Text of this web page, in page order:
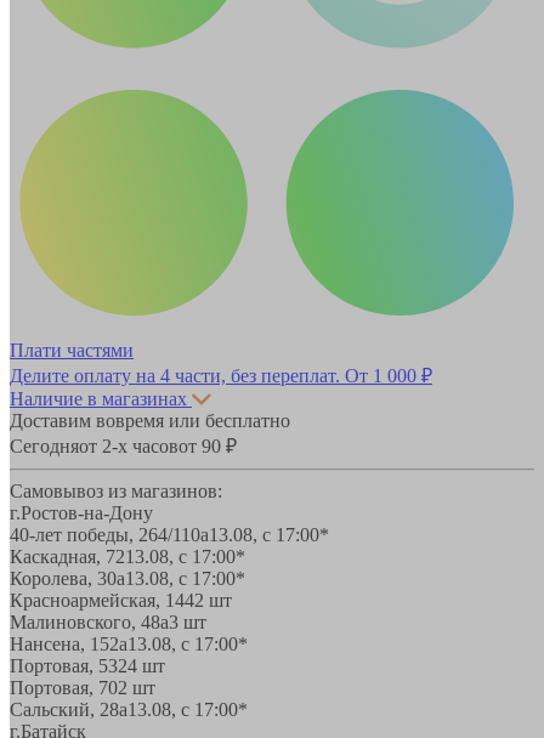
Плати частями
Делите оплату на 4 части, без переплат. От 1 000 ₽
Наличие в магазинах
Доставим вовремя или бесплатно
Сегодняот 2-х часовот 90 ₽
Самовывоз из магазинов:
г.Ростов-на-Дону
40-лет победы, 264/110а13.08, с 17:00*
Каскадная, 7213.08, с 17:00*
Королева, 30а13.08, с 17:00*
Красноармейская, 1442 шт
Малиновского, 48а3 шт
Нансена, 152а13.08, с 17:00*
Портовая, 5324 шт
Портовая, 702 шт
Сальский, 28a13.08, с 17:00*
г.Батайск